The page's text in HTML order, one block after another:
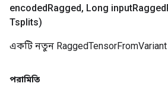
encodedRagged, Long inputRagged
Tsplits)
একটি নতুন
পরামিতি